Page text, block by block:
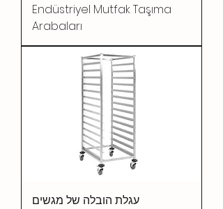
Endüstriyel Mutfak Taşıma
Arabaları
עגלת הובלה של מגשים